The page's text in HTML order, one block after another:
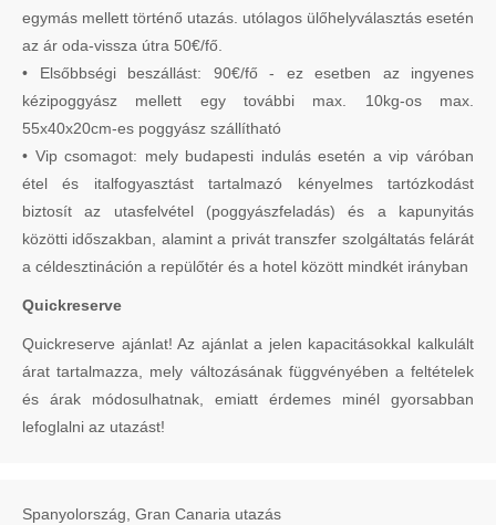
egymás mellett történő utazás. utólagos ülőhelyválasztás esetén
az ár oda-vissza útra 50€/fő.
• Elsőbbségi beszállást: 90€/fő - ez esetben az ingyenes
kézipoggyász mellett egy további max. 10kg-os max.
55x40x20cm-es poggyász szállítható
• Vip csomagot: mely budapesti indulás esetén a vip váróban
étel és italfogyasztást tartalmazó kényelmes tartózkodást
biztosít az utasfelvétel (poggyászfeladás) és a kapunyitás
közötti időszakban, alamint a privát transzfer szolgáltatás felárát
a céldesztináción a repülőtér és a hotel között mindkét irányban
Quickreserve
Quickreserve ajánlat! Az ajánlat a jelen kapacitásokkal kalkulált
árat tartalmazza, mely változásának függvényében a feltételek
és árak módosulhatnak, emiatt érdemes minél gyorsabban
lefoglalni az utazást!
Spanyolország, Gran Canaria utazás